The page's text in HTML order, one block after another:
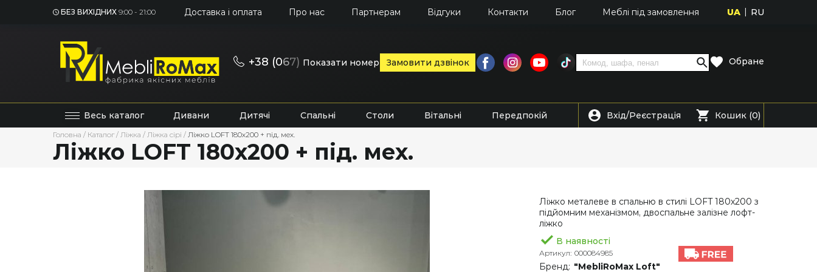
БЕЗ ВИХІДНИХ 9:00 - 21:00 Доставка і оплата Про нас Партнерам Відгуки Контакти Блог Меблі під замовлення UA RU
+38 (067) Показати номер Замовити дзвінок Обране
Весь каталог Дивани Дитячі Спальні Столи Вітальні Передпокій Вхід/Реєстрація Кошик (0)
Головна / Каталог / Ліжка / Ліжка сірі / Ліжко LOFT 180х200 + під. мех.
Ліжко LOFT 180х200 + під. мех.
Ліжко металеве в спальню в стилі LOFT 180х200 з
підйомним механізмом, двоспальне залізне лофт-
ліжко
В наявності
Артикул: 000084985
Бренд: "MebliRoMax Loft"